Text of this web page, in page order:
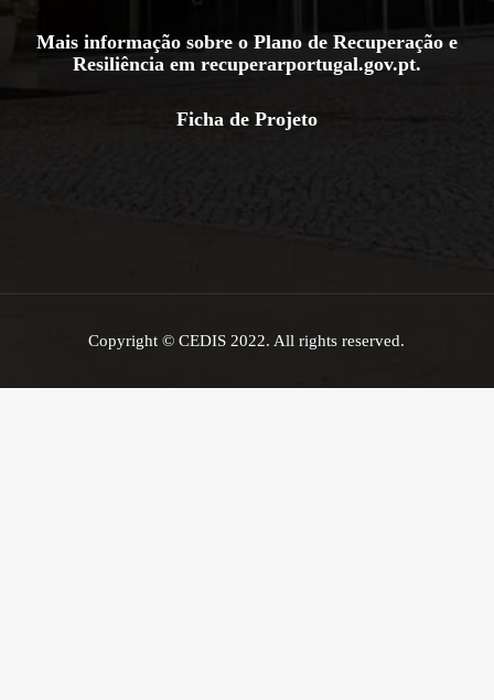
Mais informação sobre o Plano de Recuperação e
Resiliência em recuperarportugal.gov.pt.
Ficha de Projeto
Copyright © CEDIS 2022. All rights reserved.